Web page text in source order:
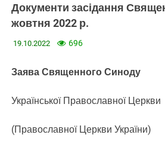
Документи засідання
жовтня 2022 р.
19.10.2022 696
Заява Священного Синоду
Української Православної Церкви
(Православної Церкви України)